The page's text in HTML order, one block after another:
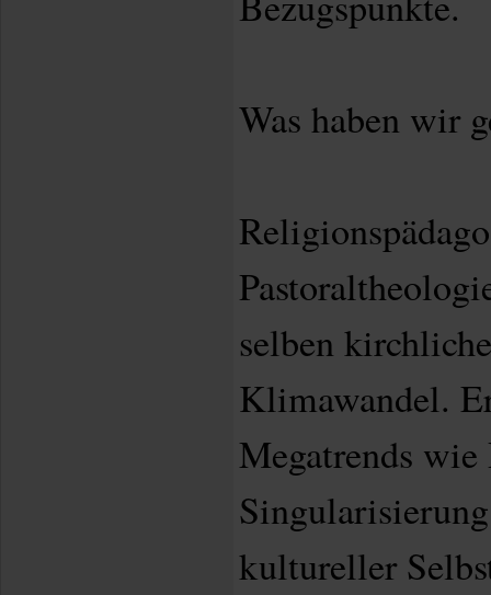
Was haben wir
selben
Klimawandel.
Megatrends
kultureller